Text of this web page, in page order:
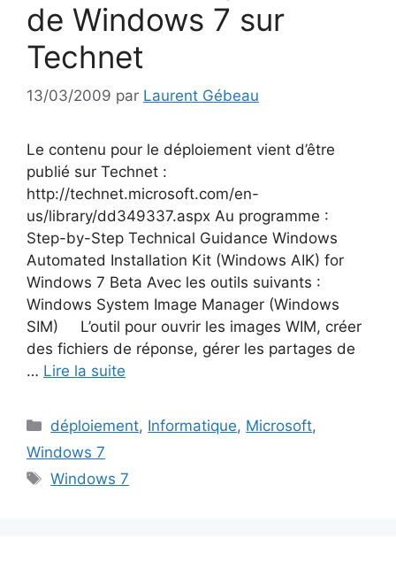
de Windows 7 sur
Technet
13/03/2009 par Laurent Gébeau
Le contenu pour le déploiement vient d’être
publié sur Technet :
http://technet.microsoft.com/en-
us/library/dd349337.aspx Au programme :
Step-by-Step Technical Guidance Windows
Automated Installation Kit (Windows AIK) for
Windows 7 Beta Avec les outils suivants :
Windows System Image Manager (Windows
SIM) L’outil pour ouvrir les images WIM, créer
des fichiers de réponse, gérer les partages de
… Lire la suite
Catégories
déploiement, Informatique, Microsoft,
Windows 7
Étiquettes
Windows 7